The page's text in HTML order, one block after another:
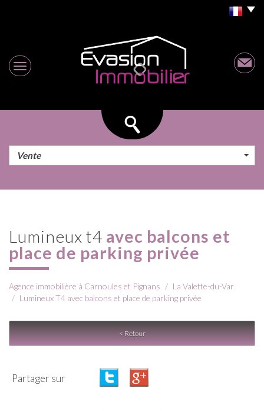
Vente
lumineux t4 avec balcons et
place de parking privée
Agence immobilière à Carnoules et Pignans
La Valette-du-Var
Lumineux T4 avec balcons et place de parking privée
< Retour
Partager sur